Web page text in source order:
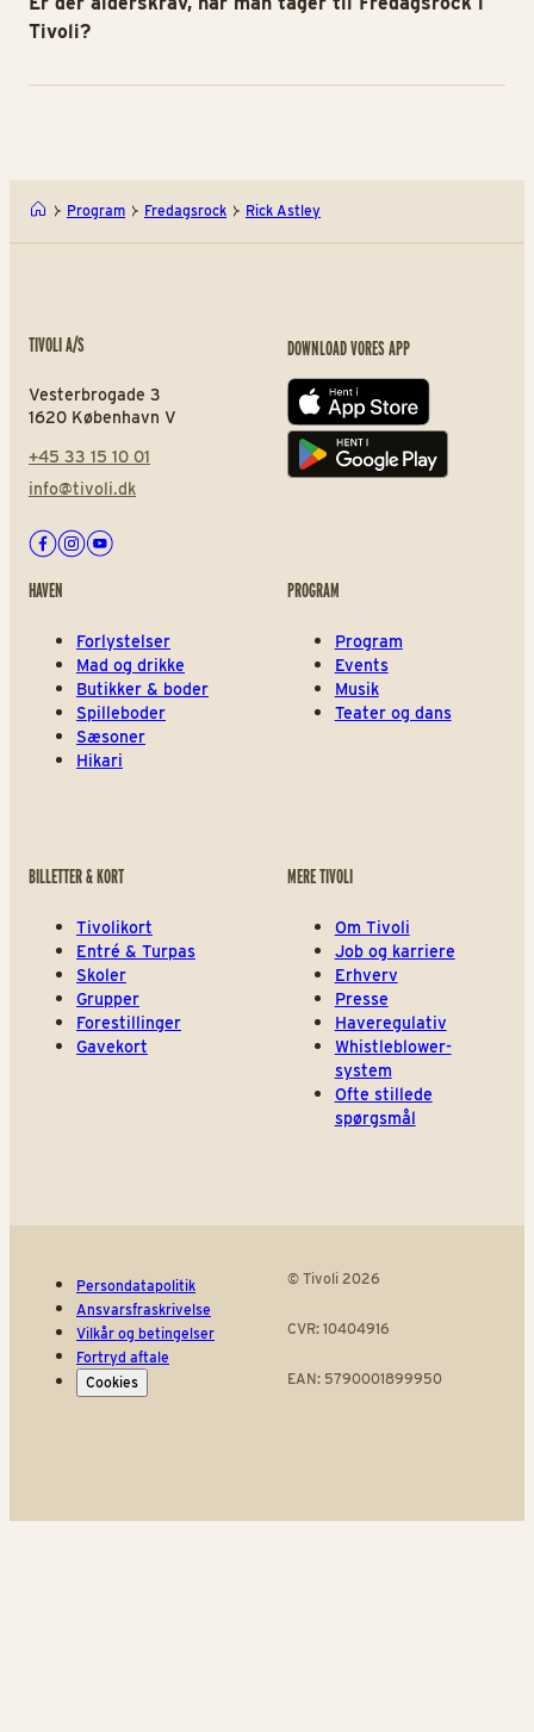
Tivoli?
Program Fredagsrock Rick Astley
TIVOLI A/S
Vesterbrogade 3
1620 København V
+45 33 15 10 01
info@tivoli.dk
Facebook
Instagram
Youtube
DOWNLOAD VORES APP
App store
Play store
HAVEN
Forlystelser
Mad og drikke
Butikker & boder
Spilleboder
Sæsoner
Hikari
PROGRAM
Program
Events
Musik
Teater og dans
BILLETTER & KORT
Tivolikort
Entré & Turpas
Skoler
Grupper
Forestillinger
Gavekort
MERE TIVOLI
Om Tivoli
Job og karriere
Erhverv
Presse
Haveregulativ
Whistleblower-
system
Ofte stillede
spørgsmål
Persondatapolitik
Ansvarsfraskrivelse
Vilkår og betingelser
Fortryd aftale
Cookies
© Tivoli 2026
CVR: 10404916
EAN: 5790001899950